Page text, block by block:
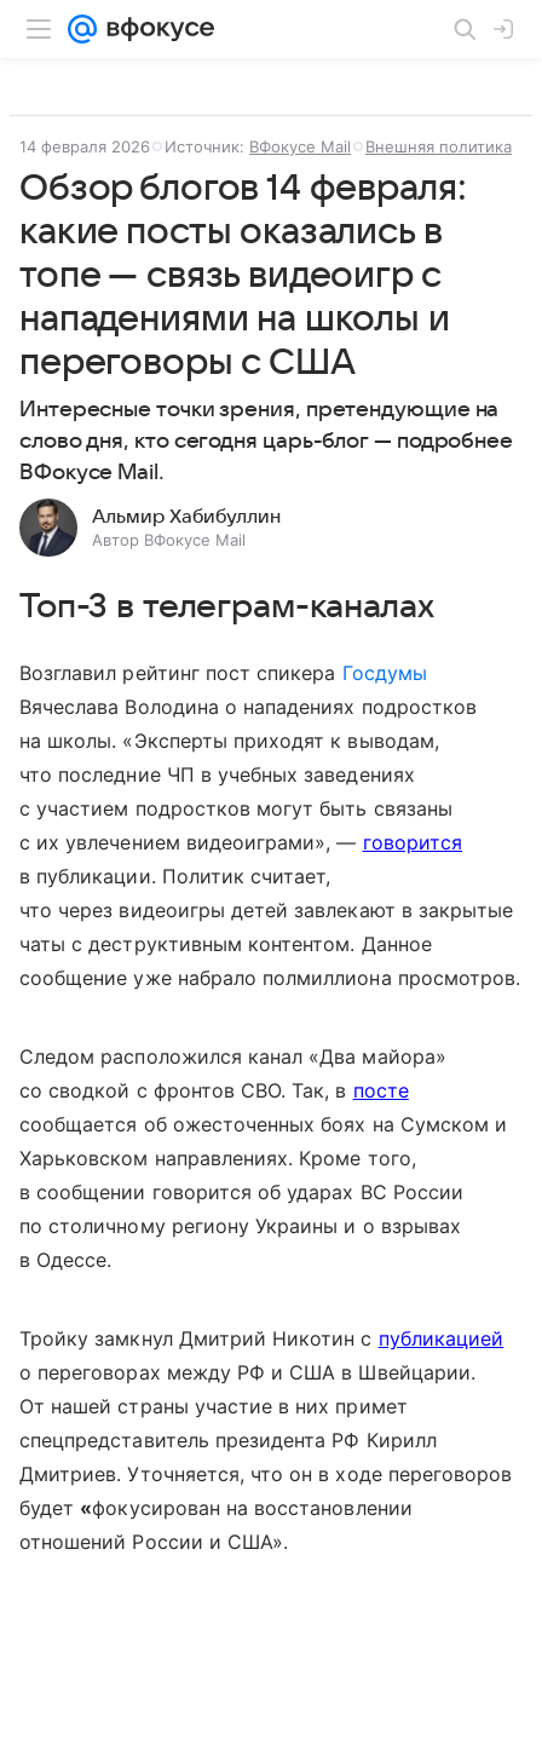
14 февраля 2026 Источник: ВФокусе Mail Внешняя политика
Обзор блогов 14 февраля:
какие посты оказались в
топе — связь видеоигр с
нападениями на школы и
переговоры с США
Интересные точки зрения, претендующие на
слово дня, кто сегодня царь-блог — подробнее
ВФокусе Mail.
Альмир Хабибуллин
Автор ВФокусе Mail
Топ-3 в телеграм-каналах
Возглавил рейтинг пост спикера Госдумы
Вячеслава Володина о нападениях подростков
на школы. «Эксперты приходят к выводам,
что последние ЧП в учебных заведениях
с участием подростков могут быть связаны
с их увлечением видеоиграми», — говорится
в публикации. Политик считает,
что через видеоигры детей завлекают в закрытые
чаты с деструктивным контентом. Данное
сообщение уже набрало полмиллиона просмотров.
Следом расположился канал «Два майора»
со сводкой с фронтов СВО. Так, в посте
сообщается об ожесточенных боях на Сумском и
Харьковском направлениях. Кроме того,
в сообщении говорится об ударах ВС России
по столичному региону Украины и о взрывах
в Одессе.
Тройку замкнул Дмитрий Никотин с публикацией
о переговорах между РФ и США в Швейцарии.
От нашей страны участие в них примет
спецпредставитель президента РФ Кирилл
Дмитриев. Уточняется, что он в ходе переговоров
будет «фокусирован на восстановлении
отношений России и США».